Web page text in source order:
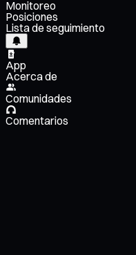
Monitoreo
Posiciones
Lista de seguimiento
App
Acerca de
Comunidades
Comentarios